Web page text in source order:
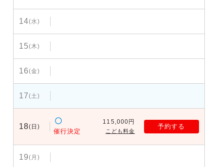
14(水)
15(木)
16(金)
17(土)
18(日)
催行決定
115,000円
こども料金
予約する
19(月)